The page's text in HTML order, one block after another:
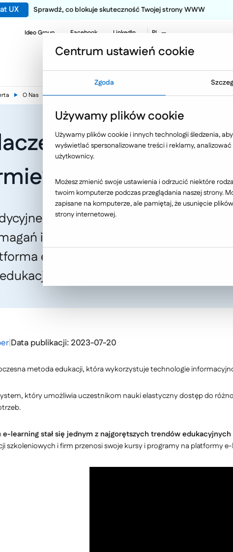
UX Sprawdź, co blokuje skuteczność Twojej strony WWW
Ideo Group Facebook LinkedIn
PL
EN
NO
O Nas Nasze publikacje
warto
metody nauczania stają się
i ograniczeń czasowych. W
e-learningowa, która przynosi
w pracy.
|Data publikacji: 2023-07-20
metoda edukacji, która wykorzystuje technologie
który umożliwia uczestnikom nauki elastyczny dostęp do
e-learning stał się jednym z najgorętszych trendów
szkoleniowych i firm przenosi swoje kursy i programy na platformy
Centrum ustawień cookie
Zgoda
Używamy plików cookie
Używamy plików cookie i innych technologii śledzenia,
wyświetlać spersonalizowane treści i reklamy,
użytkownicy.
Możesz zmienić swoje ustawienia i odrzucić niektóre
twoim komputerze podczas przeglądania naszej strony.
zapisane na komputerze, ale pamiętaj, że usunięcie
strony internetowej.